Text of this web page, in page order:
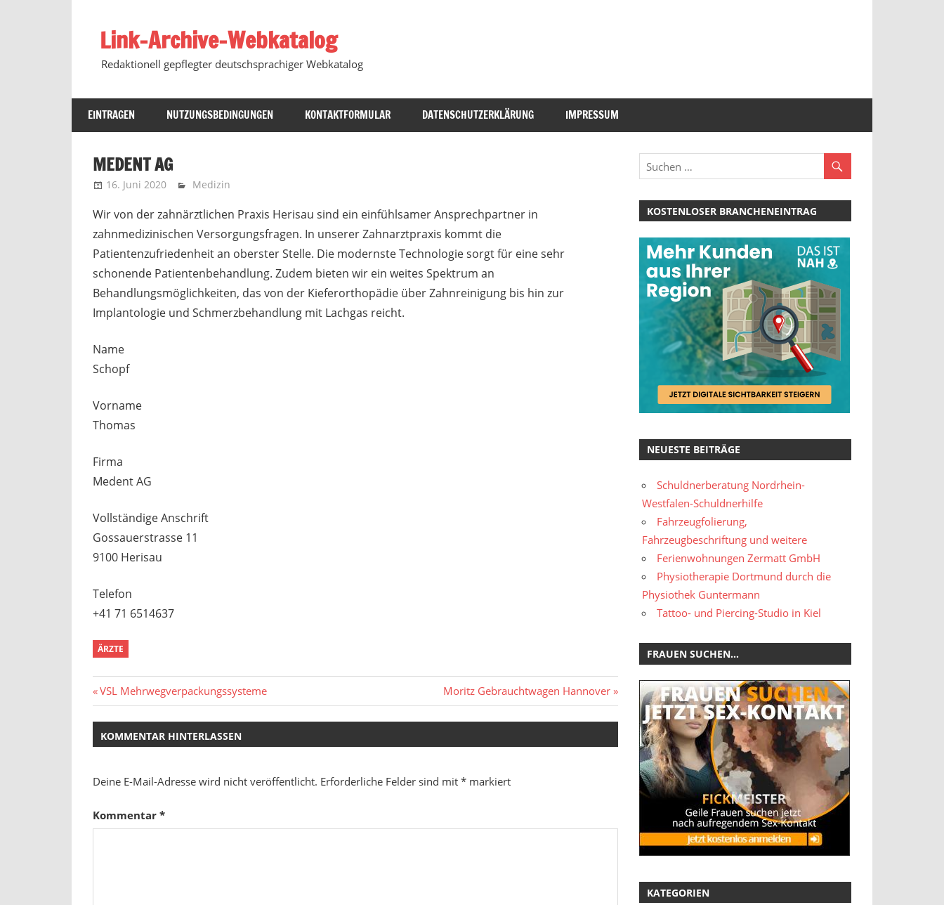
springenLink-Archive-Webkatalog
Redaktionell gepflegter deutschsprachiger Webkatalog
EINTRAGEN NUTZUNGSBEDINGUNGEN KONTAKTFORMULAR DATENSCHUTZERKLÄRUNG IMPRESSUM
MEDENT AG
16. Juni 2020 Marko
Medizin
Wir von der zahnärztlichen Praxis Herisau sind ein einfühlsamer Ansprechpartner in
zahnmedizinischen Versorgungsfragen. In unserer Zahnarztpraxis kommt die
Patientenzufriedenheit an oberster Stelle. Die modernste Technologie sorgt für eine sehr
schonende Patientenbehandlung. Zudem bieten wir ein weites Spektrum an
Behandlungsmöglichkeiten, das von der Kieferorthopädie über Zahnreinigung bis hin zur
Implantologie und Schmerzbehandlung mit Lachgas reicht.
Name
Schopf
Vorname
Thomas
Firma
Medent AG
Vollständige Anschrift
Gossauerstrasse 11
9100 Herisau
Telefon
+41 71 6514637
ÄRZTE
Beitragsnavigation
Vorheriger
Beitrag:
VSL Mehrweg­verpackungssysteme
Nächster
Beitrag:
Moritz Gebrauchtwagen Hannover
KOMMENTAR HINTERLASSEN
Deine E-Mail-Adresse wird nicht veröffentlicht. Erforderliche Felder sind mit * markiert
Kommentar *
KOSTENLOSER BRANCHENEINTRAG
NEUESTE BEITRÄGE
Schuldnerberatung Nordrhein-
Westfalen-Schuldnerhilfe
Fahrzeugfolierung,
Fahrzeugbeschriftung und weitere
Ferienwohnungen Zermatt GmbH
Physiotherapie Dortmund durch die
Physiothek Guntermann
Tattoo- und Piercing-Studio in Kiel
FRAUEN SUCHEN…
KATEGORIEN